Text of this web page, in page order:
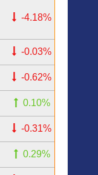
-4.18%
-0.03%
-0.62%
0.10%
-0.31%
0.29%